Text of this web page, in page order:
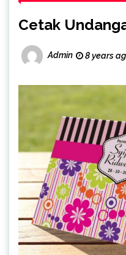
Cetak
Admin 8 years